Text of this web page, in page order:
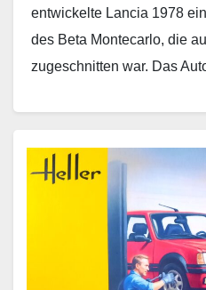
entwickelte Lancia 1978
des Beta Montecarlo, die
zugeschnitten war. Das